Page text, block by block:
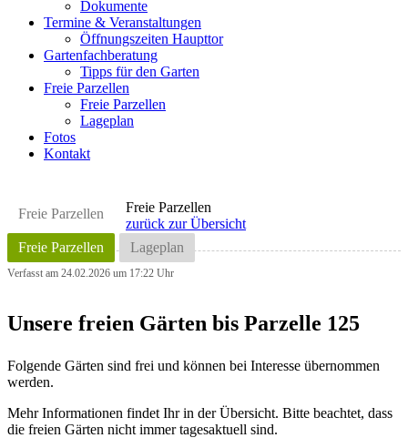
Dokumente
Termine & Veranstaltungen
Öffnungszeiten Haupttor
Gartenfachberatung
Tipps für den Garten
Freie Parzellen
Freie Parzellen
Lageplan
Fotos
Kontakt
Freie Parzellen
Freie Parzellen Lageplan
Freie Parzellen
zurück zur Übersicht
Verfasst am 24.02.2026 um 17:22 Uhr
Unsere freien Gärten bis Parzelle 125
Folgende Gärten sind frei und können bei Interesse übernommen
werden.
Mehr Informationen findet Ihr in der Übersicht. Bitte beachtet, dass
die freien Gärten nicht immer tagesaktuell sind.